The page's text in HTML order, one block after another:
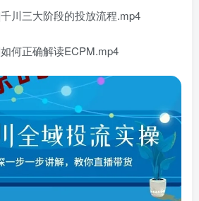
川三大阶段的投放流程.mp4
何正确解读ECPM.mp4